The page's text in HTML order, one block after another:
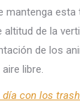
mantenga esta
de la
de los
libre.
día con los